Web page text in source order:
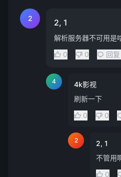
2 2, 1
解析服务器不可用是
0
0 回
4 4k影视
刷新一下
0
0
2 2, 1
不管用
0